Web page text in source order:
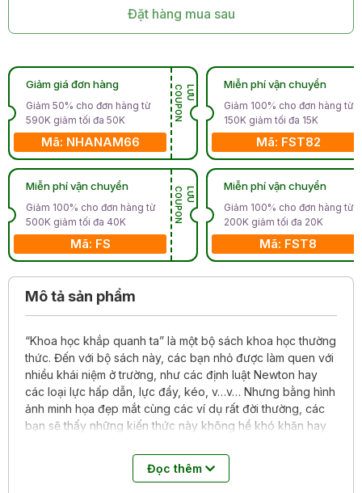
Đặt hàng mua sau
Giảm giá đơn hàng
Giảm 50% cho đơn hàng từ
590K giảm tối đa 50K
Mã: NHANAM66
L
Ư
U
C
O
U
P
O
N
Miễn phí vận chuyển
Giảm 100% cho đơn hàng từ
500K giảm tối đa 40K
Mã: FS
L
Ư
U
C
O
U
P
O
N
Miễn phí vận chuyển
Giảm 100% cho đơn hàng từ
150K giảm tối đa 15K
Mã: FST82
Miễn phí vận chuyển
Giảm 100% cho đơn hàng từ
200K giảm tối đa 20K
Mã: FST8
Mô tả sản phẩm
“Khoa học khắp quanh ta” là một bộ sách khoa học thường
thức. Đến với bộ sách này, các bạn nhỏ được làm quen với
nhiều khái niệm ở trường, như các định luật Newton hay
các loại lực hấp dẫn, lực đẩy, kéo, v…v… Nhưng bằng hình
ảnh minh họa đẹp mắt cùng các ví dụ rất đời thường, các
bạn sẽ thấy những kiến thức này không hề khó khăn hay
hiểu! Bộ sách sẽ là bước đệm tuyệt vời để các bạn nhỏ làm
quen và chuẩn bị cho những bài học khó trên trường lớp!
Đọc thêm